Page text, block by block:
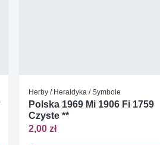
Herby / Heraldyka / Symbole
Polska 1969 Mi 1906 Fi 1759
Czyste **
2,00 zł